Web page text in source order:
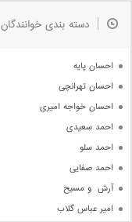
جدیدترین ها
دسته بندی خوانندگان
احسان پایه
احسان تهرانچی
احسان خواجه امیری
احمد سعیدی
احمد سلو
احمد صفایی
آرش  و مسیح
امیر عباس گلاب